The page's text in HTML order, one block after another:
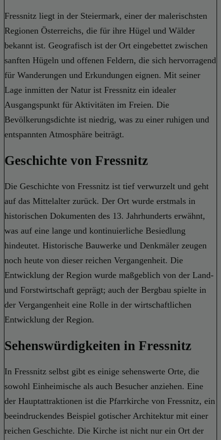
Fressnitz liegt in der Steiermark, einer der malerischsten
Regionen Österreichs, die für ihre Hügel und Wälder
bekannt ist. Geografisch ist der Ort eingebettet zwischen
sanften Hügeln und offenen Feldern, die sich hervorragend
für Wanderungen und Erkundungen eignen. Mit seiner
Lage inmitten der Natur ist Fressnitz ein idealer
Ausgangspunkt für Aktivitäten im Freien. Die
Bevölkerungsdichte ist niedrig, was zu einer ruhigen und
entspannten Atmosphäre beiträgt.
Geschichte von Fressnitz
Die Geschichte von Fressnitz ist tief verwurzelt und geht
auf das Mittelalter zurück. Der Ort wurde erstmals in
historischen Dokumenten des 13. Jahrhunderts erwähnt,
was auf eine lange und kontinuierliche Besiedlung
hindeutet. Historische Bauwerke und Denkmäler zeugen
noch heute von dieser reichen Vergangenheit. Die
Entwicklung der Region wurde maßgeblich von der Land-
und Forstwirtschaft geprägt; auch der Bergbau spielte in
der Vergangenheit eine Rolle in der wirtschaftlichen
Entwicklung der Region.
Sehenswürdigkeiten in Fressnitz
In Fressnitz selbst gibt es einige sehenswerte Orte, die
sowohl Einheimische als auch Besucher anziehen. Eine
der Hauptattraktionen ist die Pfarrkirche von Fressnitz, ein
beeindruckendes Beispiel gotischer Architektur mit einer
reichen Geschichte. Die Kirche ist nicht nur ein Ort der